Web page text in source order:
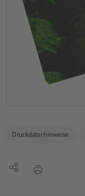
Druckdatenhinweise
Teilen Drucken